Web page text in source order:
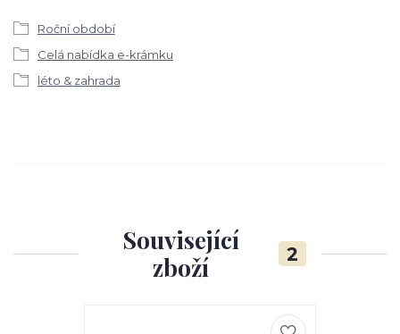
Roční období
Celá nabídka e-krámku
léto & zahrada
Související
zboží
2